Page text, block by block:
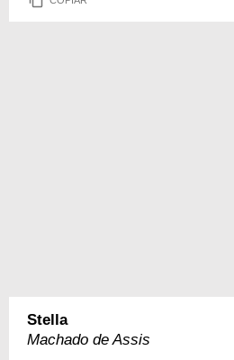
Stella
Machado de Assis